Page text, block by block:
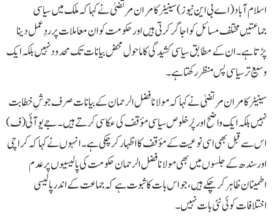
اسلام آباد( اے بی این نیوز )سینیٹر کامران مرتضیٰ نے کہا کہ ملک میں سیاسی
جماعتیں مختلف مسائل کو اجاگر کرتی ہیں اور حکومت کو ان معاملات پر ردِعمل دینا
پڑتا ہے۔ ان کے مطابق سیاسی کشیدگی کا ماحول محض بیانات تک محدود نہیں بلکہ ایک
وسیع تر سیاسی پس منظر رکھتا ہے۔
سینیٹر کامران مرتضیٰ نے کہا کہ مولانا فضل الرحمان کے بیانات صرف جوشِ خطابت
نہیں بلکہ ایک واضح اور پُرخلوص سیاسی مؤقف کی عکاسی کرتے ہیں۔ جے یو آئی (ف)
اس سے قبل بھی اسی نوعیت کے مؤقف کا اظہار کر چکی ہے۔ انہوں نے کہا کہ کراچی
اور سندھ کے جلسوں میں بھی مولانا فضل الرحمان حکومت کی پالیسیوں پر عدم
اطمینان ظاہر کر چکے ہیں، جو اس بات کا ثبوت ہے کہ جماعت کے اندر پالیسی
اختلافات کوئی نئی بات نہیں۔